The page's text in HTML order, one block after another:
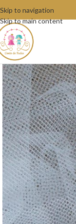
Skip to navigation
Skip to main content